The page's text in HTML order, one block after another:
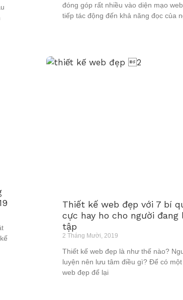
đóng góp rất nhiều vào diện mạo
tiếp tác động đến khả năng đọc của
Thiết kế web đẹp với 7 bí
cực hay ho cho người đang
tập
2 Tháng Mười, 2019
Thiết kế web đẹp là như thế nào?
luyện nên lưu tâm điều gì? Để có
web đẹp để lại